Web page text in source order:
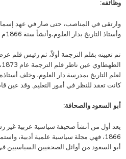
وظائفه:
وارتقى في المناصب، حتى صار في عهد
وأستاذ التاريخ بدار العلوم،وأنشأ سنة 1866م صحيفة وادي النيل.
تم تعيينه بقلم الترجمة أولاً، ثم رئيس قلم
الطهطاوي عين ناظر قلم الترجمة عام 1873، كما عمل مدرسًا وناظرًا
لعلم التاريخ بمدرسة دار العلوم، وخلف
كانت تعقد للنظر في أمور التعليم. وقد عين
أبو السعود والصحافة:
يعد أول من أنشأ صحيفة سياسية عربية غير
1866، فهي مجلة سياسية علمية أدبية،
أبو السعود من أوائل الصحفيين السياسيين